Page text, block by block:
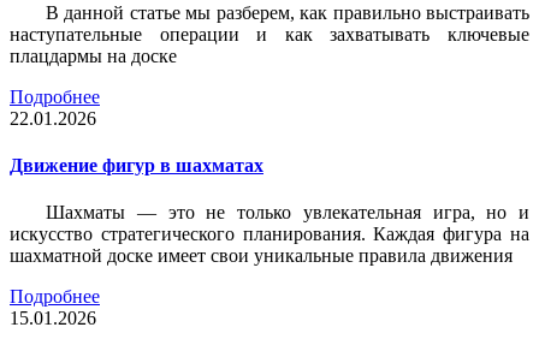
В данной статье мы разберем, как правильно выстраивать
наступательные операции и как захватывать ключевые
плацдармы на доске
Подробнее
22.01.2026
Движение фигур в шахматах
Шахматы — это не только увлекательная игра, но и
искусство стратегического планирования. Каждая фигура на
шахматной доске имеет свои уникальные правила движения
Подробнее
15.01.2026